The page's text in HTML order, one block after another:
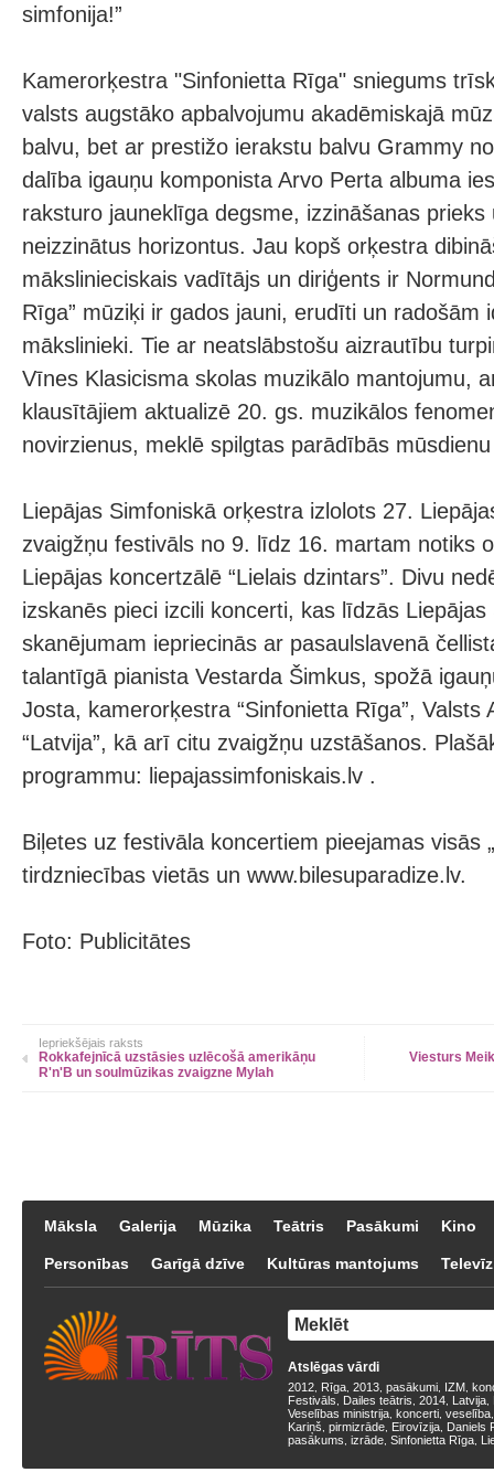
simfonija!”
Kamerorķestra "Sinfonietta Rīga" sniegums
valsts augstāko apbalvojumu akadēmiskajā
balvu, bet ar prestižo ierakstu balvu Grammy
dalība igauņu komponista Arvo Perta albuma
raksturo jauneklīga degsme, izzināšanas prieks
neizzinātus horizontus. Jau kopš orķestra
mākslinieciskais vadītājs un diriģents ir
Rīga” mūziķi ir gados jauni, erudīti un radošām
mākslinieki. Tie ar neatslābstošu aizrautību
Vīnes Klasicisma skolas muzikālo mantojumu,
klausītājiem aktualizē 20. gs. muzikālos
novirzienus, meklē spilgtas parādībās
Liepājas Simfoniskā orķestra izlolots 27.
zvaigžņu festivāls no 9. līdz 16. martam notiks
Liepājas koncertzālē “Lielais dzintars”. Divu
izskanēs pieci izcili koncerti, kas līdzās
skanējumam iepriecinās ar pasaulslavenā
talantīgā pianista Vestarda Šimkus, spožā
Josta, kamerorķestra “Sinfonietta Rīga”, Valsts
“Latvija”, kā arī citu zvaigžņu uzstāšanos.
programmu: liepajassimfoniskais.lv .
Biļetes uz festivāla koncertiem pieejamas visās
tirdzniecības vietās un www.bilesuparadize.lv.
Foto: Publicitātes
Iepriekšējais raksts
Rokkafejnīcā uzstāsies uzlēcošā amerikāņu
R'n'B un soulmūzikas zvaigzne Mylah
Viesturs
Māksla Galerija Mūzika Teātris Pasākumi Kino
Personības Garīgā dzīve Kultūras mantojums
Atslēgas vārdi
2012 Rīga 2013 pasākumi IZM
Festivāls
Dailes teātris 2014 Latvija
Veselības ministrija koncerti veselība
Kariņš pirmizrāde Eirovīzija Daniels
pasākums izrāde Sinfonietta Rīga